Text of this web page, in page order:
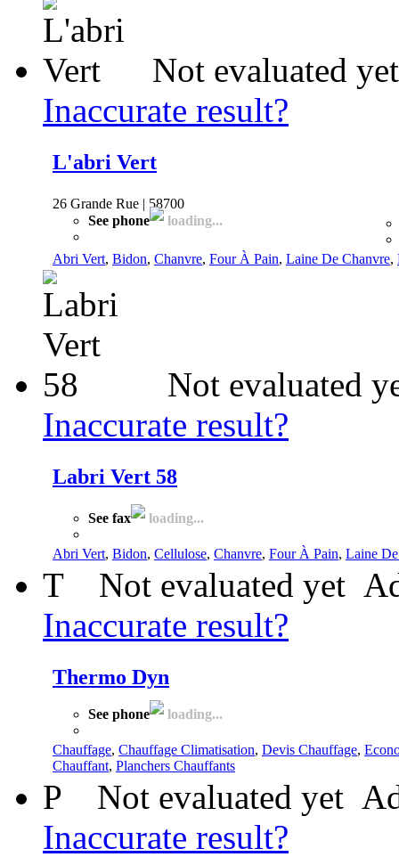
Not evaluated yet
Inaccurate result?
L'abri Vert
26 Grande Rue | 58700
See phone
loading...
Abri Vert, Bidon, Chanvre, Four À Pain, Laine De Chanvre,
Not evaluated
Inaccurate result?
Labri Vert 58
See fax loading...
Abri Vert, Bidon, Cellulose, Chanvre, Four À Pain, Laine
T Not evaluated yet
Inaccurate result?
Thermo Dyn
See phone loading...
Chauffage, Chauffage Climatisation, Devis Chauffage,
Chauffant, Planchers Chauffants
P Not evaluated yet
Inaccurate result?